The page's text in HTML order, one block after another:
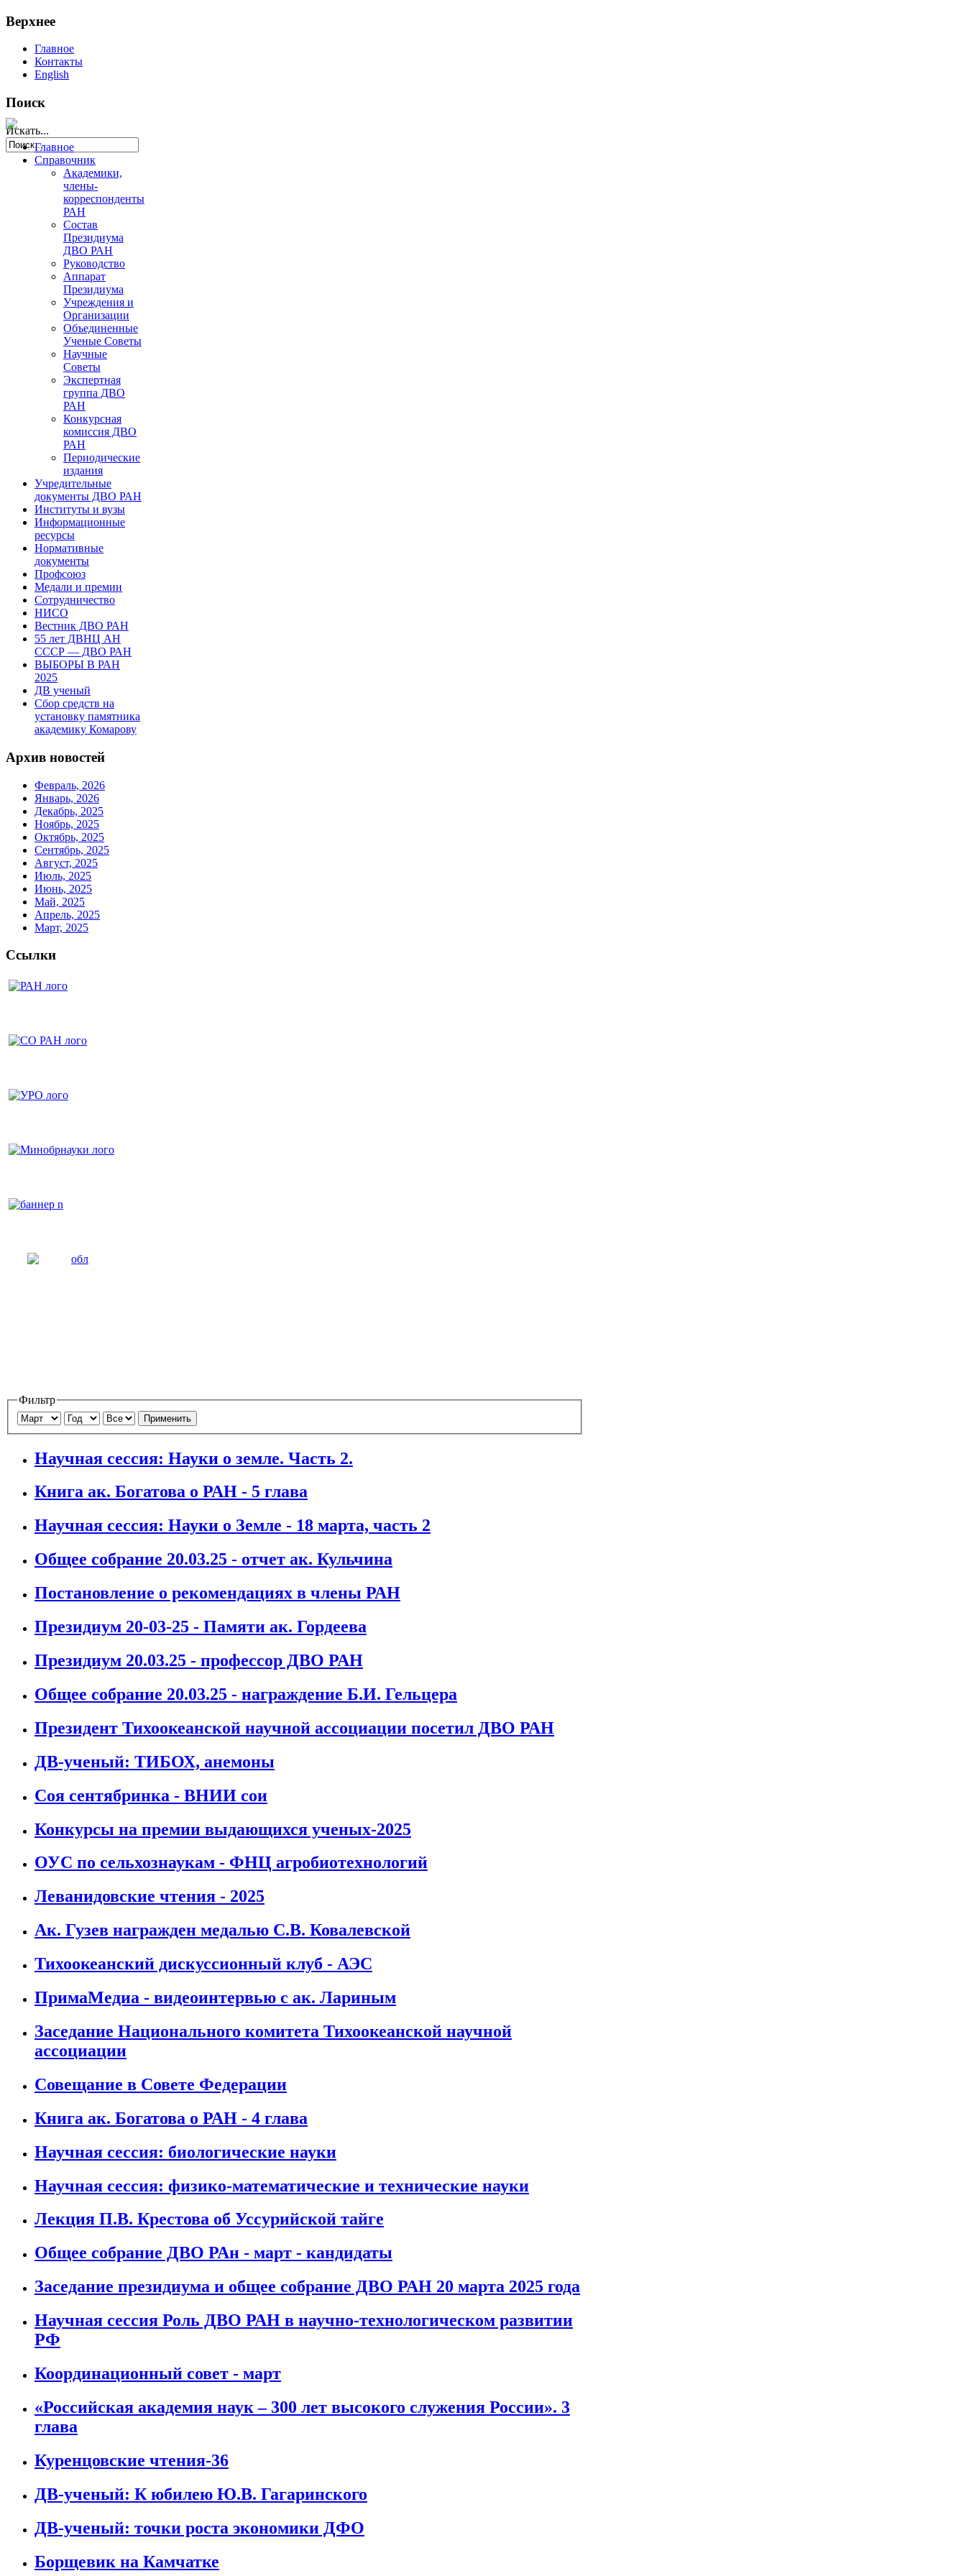
Верхнее
Главное
Контакты
English
Поиск
Искать...
Главное
Справочник
Академики,
члены-
корреспонденты
РАН
Состав
Президиума
ДВО РАН
Руководство
Аппарат
Президиума
Учреждения и
Организации
Объединенные
Ученые Советы
Научные
Советы
Экспертная
группа ДВО
РАН
Конкурсная
комиссия ДВО
РАН
Периодические
издания
Учредительные
документы ДВО РАН
Институты и вузы
Информационные
ресурсы
Нормативные
документы
Профсоюз
Медали и премии
Сотрудничество
НИСО
Вестник ДВО РАН
55 лет ДВНЦ АН
СССР — ДВО РАН
ВЫБОРЫ В РАН
2025
ДВ ученый
Сбор средств на
установку памятника
академику Комарову
Архив новостей
Февраль, 2026
Январь, 2026
Декабрь, 2025
Ноябрь, 2025
Октябрь, 2025
Сентябрь, 2025
Август, 2025
Июль, 2025
Июнь, 2025
Май, 2025
Апрель, 2025
Март, 2025
Ссылки
Фильтр
Применить
Научная сессия: Науки о земле. Часть 2.
Книга ак. Богатова о РАН - 5 глава
Научная сессия: Науки о Земле - 18 марта, часть 2
Общее собрание 20.03.25 - отчет ак. Кульчина
Постановление о рекомендациях в члены РАН
Президиум 20-03-25 - Памяти ак. Гордеева
Президиум 20.03.25 - профессор ДВО РАН
Общее собрание 20.03.25 - награждение Б.И. Гельцера
Президент Тихоокеанской научной ассоциации посетил ДВО РАН
ДВ-ученый: ТИБОХ, анемоны
Соя сентябринка - ВНИИ сои
Конкурсы на премии выдающихся ученых-2025
ОУС по сельхознаукам - ФНЦ агробиотехнологий
Леванидовские чтения - 2025
Ак. Гузев награжден медалью С.В. Ковалевской
Тихоокеанский дискуссионный клуб - АЭС
ПримаМедиа - видеоинтервью с ак. Лариным
Заседание Национального комитета Тихоокеанской научной
ассоциации
Совещание в Совете Федерации
Книга ак. Богатова о РАН - 4 глава
Научная сессия: биологические науки
Научная сессия: физико-математические и технические науки
Лекция П.В. Крестова об Уссурийской тайге
Общее собрание ДВО РАн - март - кандидаты
Заседание президиума и общее собрание ДВО РАН 20 марта 2025 года
Научная сессия Роль ДВО РАН в научно-технологическом развитии
РФ
Координационный совет - март
«Российская академия наук – 300 лет высокого служения России». 3
глава
Куренцовские чтения-36
ДВ-ученый: К юбилею Ю.В. Гагаринского
ДВ-ученый: точки роста экономики ДФО
Борщевик на Камчатке